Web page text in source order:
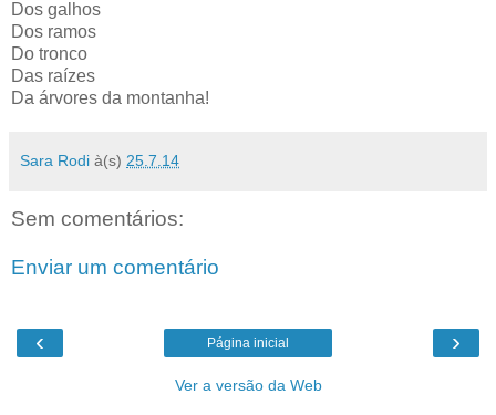
Dos galhos
Dos ramos
Do tronco
Das raízes
Da árvores da montanha!
Sara Rodi à(s) 25.7.14
Sem comentários:
Enviar um comentário
‹ ›
Página inicial
Ver a versão da Web